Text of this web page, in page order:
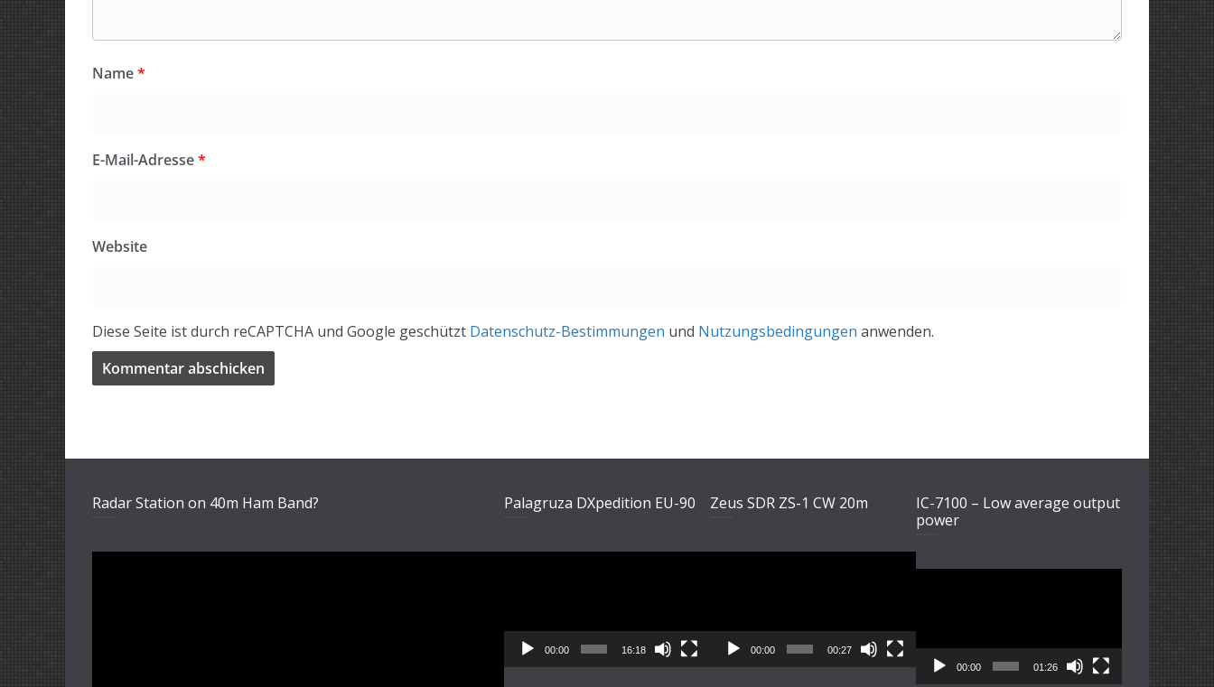
Name*
E-Mail-Adresse*
Website
Diese Seite ist durch reCAPTCHA und Google geschützt Datenschutz-Bestimmungen und Nutzungsbedingungen anwenden.
Radar Station on 40m Ham Band? Palagruza DXpedition EU-90
00:00 16:18
Zeus SDR ZS-1 CW 20m
00:00 00:27
IC-7100 – Low average output
power
00:00 01:26